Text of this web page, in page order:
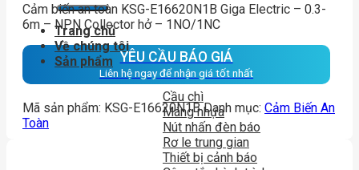
Trang chủ
Về chúng tôi
Sản phẩm
Cầu chì
Máng nhựa
Nút nhấn đèn báo
Rơ le trung gian
Thiết bị cảnh báo
Cảm biến an toàn KSG-E16620N1B Giga Electric – 0.3-
6m – NPN Collector hở – 1NO/1NC
YÊU CẦU BÁO GIÁ
Liên hệ ngay để nhận giá tốt nhất
Mã sản phẩm: KSG-E16620N1B Danh mục: Cảm Biến An
Toàn